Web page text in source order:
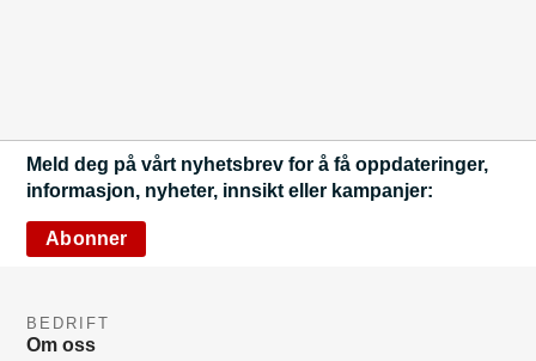
Meld deg på vårt nyhetsbrev for å få oppdateringer,
informasjon, nyheter, innsikt eller kampanjer:
Abonner
BEDRIFT
Om oss